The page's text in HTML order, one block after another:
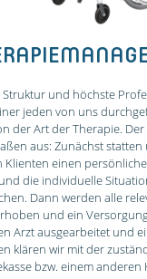
Struktur und höchste
jeden von uns
der Art der Therapie.
aus: Zunächst
Klienten einen
die individuelle
Dann werden alle
und ein
Arzt ausgearbeitet und
klären wir mit der
bzw. einem anderen